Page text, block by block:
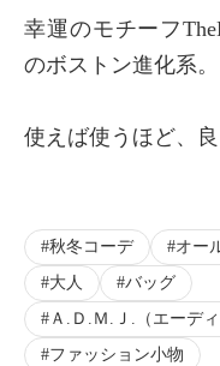
幸運のモチーフ
のボストン進化系。
使えば使うほど、
秋冬コーデ オー
大人
バッグ
Ａ.Ｄ.Ｍ.Ｊ.（エーデ
ファッション小物